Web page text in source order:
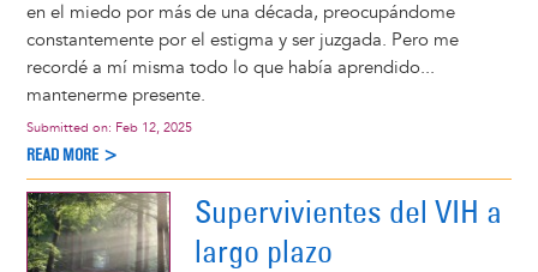
en el miedo por más de una década, preocupándome
constantemente por el estigma y ser juzgada. Pero me
recordé a mí misma todo lo que había aprendido...
mantenerme presente.
Submitted on: Feb 12, 2025
READ MORE >
Supervivientes del VIH a
largo plazo